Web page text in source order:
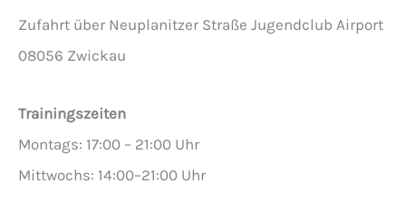
Zufahrt über Neuplanitzer Straße Jugendclub Airport
08056 Zwickau
Trainingszeiten
Montags: 17:00 – 21:00 Uhr
Mittwochs: 14:00–21:00 Uhr